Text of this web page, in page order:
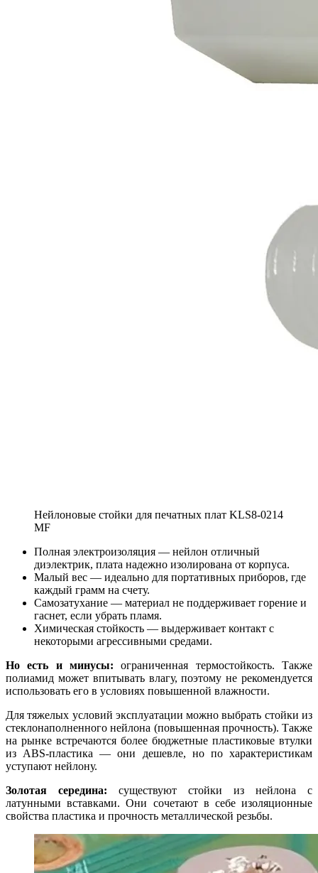
Нейлоновые стойки для печатных плат KLS8-0214
MF
Полная электроизоляция — нейлон отличный
диэлектрик, плата надежно изолирована от корпуса.
Малый вес — идеально для портативных приборов, где
каждый грамм на счету.
Самозатухание — материал не поддерживает горение и
гаснет, если убрать пламя.
Химическая стойкость — выдерживает контакт с
некоторыми агрессивными средами.
Но есть и минусы: ограниченная термостойкость. Также
полиамид может впитывать влагу, поэтому не рекомендуется
использовать его в условиях повышенной влажности.
Для тяжелых условий эксплуатации можно выбрать стойки из
стеклонаполненного нейлона (повышенная прочность). Также
на рынке встречаются более бюджетные пластиковые втулки
из ABS-пластика — они дешевле, но по характеристикам
уступают нейлону.
Золотая середина: существуют стойки из нейлона с
латунными вставками. Они сочетают в себе изоляционные
свойства пластика и прочность металлической резьбы.